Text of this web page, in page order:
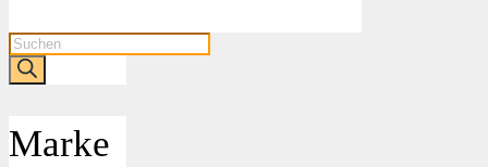
Products
search
Marke